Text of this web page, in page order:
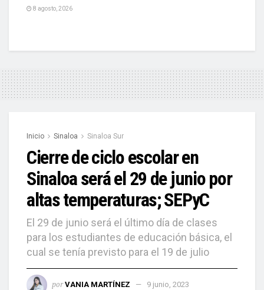
8 agosto, 2026
Inicio Sinaloa Sinaloa Sur
Cierre de ciclo escolar en
Sinaloa será el 29 de junio por
altas temperaturas; SEPyC
El 29 de junio será el último día de clases
para los estudiantes de educación básica, el
cual se tenía previsto para el 19 de julio
por VANIA MARTÍNEZ 9 junio, 2023